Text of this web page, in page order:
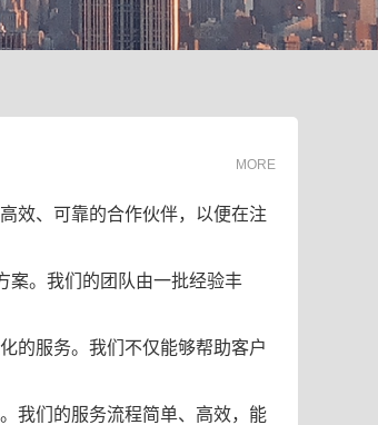
MORE
效、可靠的合作伙伴，以便在注
案。我们的团队由一批经验丰
的服务。我们不仅能够帮助客户
我们的服务流程简单、高效，能